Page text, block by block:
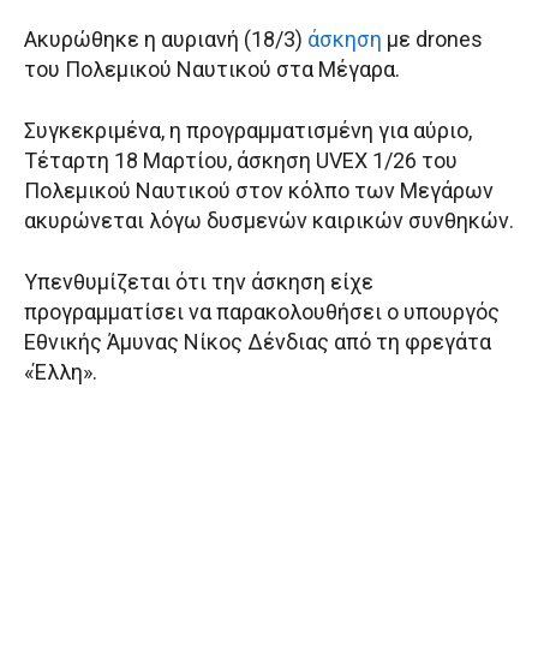
Ακυρώθηκε η αυριανή (18/3) άσκηση με drones
του Πολεμικού Ναυτικού στα Μέγαρα.
Συγκεκριμένα, η προγραμματισμένη για αύριο,
Τέταρτη 18 Μαρτίου, άσκηση UVEX 1/26 του
Πολεμικού Ναυτικού στον κόλπο των Μεγάρων
ακυρώνεται λόγω δυσμενών καιρικών συνθηκών.
Υπενθυμίζεται ότι την άσκηση είχε
προγραμματίσει να παρακολουθήσει ο υπουργός
Εθνικής Άμυνας Νίκος Δένδιας από τη φρεγάτα
«Έλλη».